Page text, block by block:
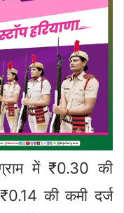
में ₹0.30 की
की कमी दर्ज